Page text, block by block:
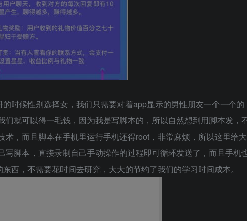
时候性别选择女，我们只需要对着app显示的男性朋友一个一个的
就可以得一毛钱，因为我是写脚本的，所以自然想到用脚本发，
，而且脚本在手机里运行手机还得root，非常麻烦，所以这里给大
写脚本，直接录制自己手动操作的过程即可循环发送了，而且手机
西，不需要花时间去研究，大大的节约了我们的学习时间成本。